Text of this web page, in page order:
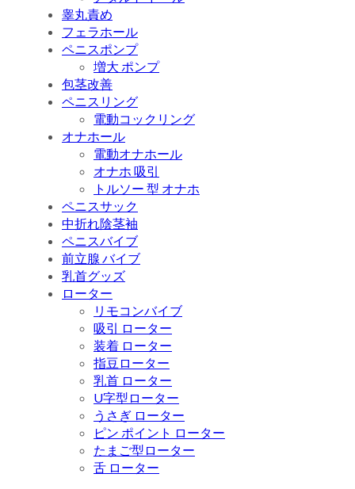
睾丸責め
フェラホール
ペニスポンプ
増大 ポンプ
包茎改善
ペニスリング
電動コックリング
オナホール
電動オナホール
オナホ 吸引
トルソー 型 オナホ
ペニスサック
中折れ陰茎袖
ペニスバイブ
前立腺 バイブ
乳首グッズ
ローター
リモコンバイブ
吸引 ローター
装着 ローター
指豆ローター
乳首 ローター
U字型ローター
うさぎ ローター
ピン ポイント ローター
たまご型ローター
舌 ローター